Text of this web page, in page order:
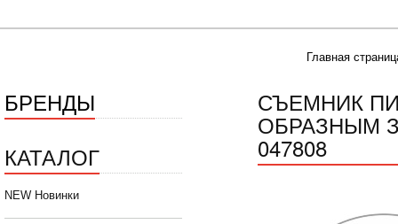
Главная
БРЕНДЫ
КАТАЛОГ
NEW Новинки
СЪЕМНИК
ОБРАЗНЫМ
047808